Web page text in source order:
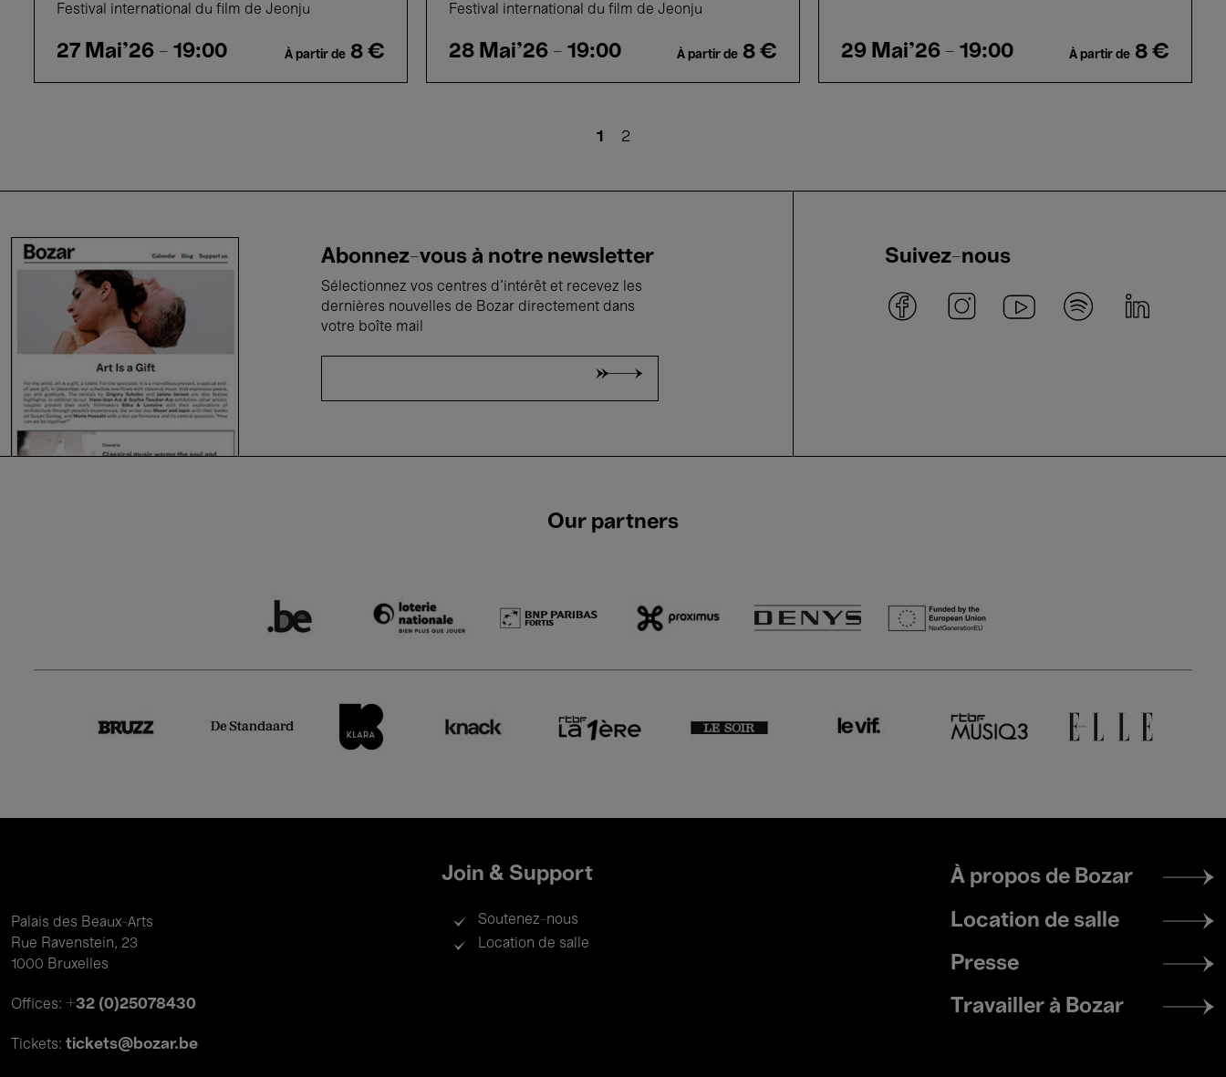
Festival international du film de Jeonju
27 Mai'26 - 19:00 À partir de 8 €
Festival international du film de Jeonju
28 Mai'26 - 19:00 À partir de 8 € 29 Mai'26 - 19:00 À partir de 8 €
Page
1 Page
2
Abonnez-vous à notre newsletter
Sélectionnez vos centres d'intérêt et recevez les
dernières nouvelles de Bozar directement dans
votre boîte mail
Suivez-nous
Our partners
Palais des Beaux-Arts
Rue Ravenstein, 23
1000 Bruxelles
Offices: +32 (0)25078430
Tickets: tickets@bozar.be
Join & Support
Soutenez-nous
Location de salle
Footer
menu
À propos de Bozar
Location de salle
Presse
Travailler à Bozar